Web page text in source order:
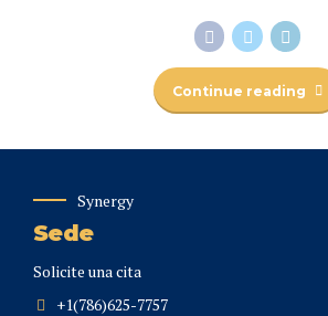
Continue reading
Synergy
Sede
Solicite una cita
+1(786)625-7757